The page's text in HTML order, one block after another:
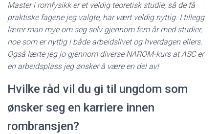
Master i romfysikk er et veldig teoretisk studie, så de få
praktiske fagene jeg valgte, har vært veldig nyttig. I tillegg
lærer man mye om seg selv gjennom fem år med studier,
noe som er nyttig i både arbeidslivet og hverdagen ellers.
Også lærte jeg jo gjennom diverse NAROM-kurs at ASC er
en arbeidsplass jeg ønsker å være en del av!
Hvilke råd vil du gi til ungdom som
ønsker seg en karriere innen
rombransjen?